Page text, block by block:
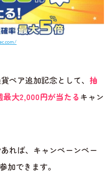
ペア追加記念として、 抽
大2,000円が当たる キャン
れば、キャンペーンペー
加できます。